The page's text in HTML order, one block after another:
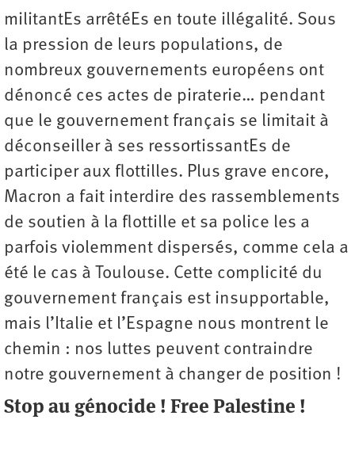
militantEs arrêtéEs en toute illégalité. Sous
la pression de leurs populations, de
nombreux gouvernements européens ont
dénoncé ces actes de piraterie… pendant
que le gouvernement français se limitait à
déconseiller à ses ressortissantEs de
participer aux flottilles. Plus grave encore,
Macron a fait interdire des rassemblements
de soutien à la flottille et sa police les a
parfois violemment dispersés, comme cela a
été le cas à Toulouse. Cette complicité du
gouvernement français est insupportable,
mais l’Italie et l’Espagne nous montrent le
chemin : nos luttes peuvent contraindre
notre gouvernement à changer de position !
Stop au génocide ! Free Palestine !